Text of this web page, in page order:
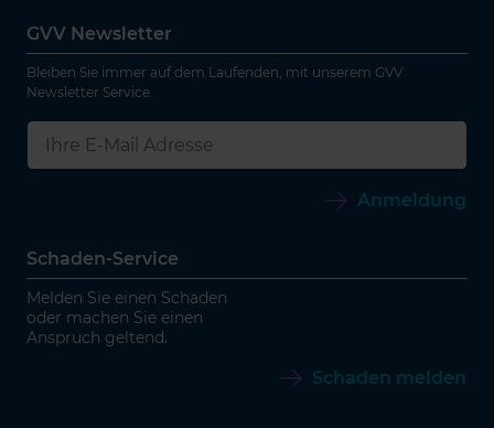
GVV Newsletter
Bleiben Sie immer auf dem Laufenden, mit unserem GVV
Newsletter Service.
Anmeldung
Schaden-Service
Melden Sie einen Schaden
oder machen Sie einen
Anspruch geltend.
Schaden melden